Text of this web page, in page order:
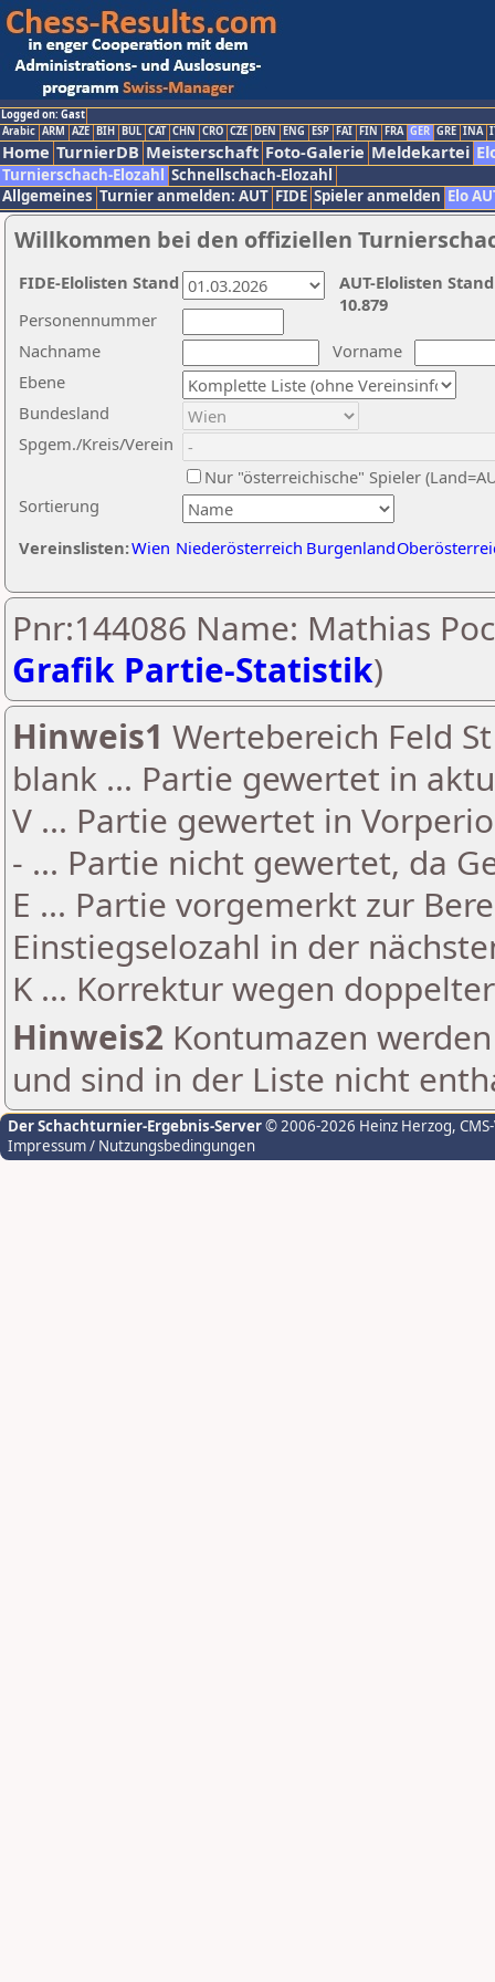
Logged on: Gast
Arabic ARM AZE BIH BUL CAT CHN CRO CZE DEN ENG ESP FAI FIN FRA GER GRE INA
Home TurnierDB Meisterschaft Foto-Galerie Meldekartei
Turnierschach-Elozahl Schnellschach-Elozahl
Allgemeines Turnier anmelden: AUT FIDE Spieler anmelden Elo
Willkommen bei den offiziellen
Nachname
Vorname
Ebene
Sortierung
Personennummer
Bundesland
Spgem./Kreis/Verein
Nur "österreichische" Spieler
Vereinslisten:Wien Niederösterreich Burgenland
AUT-Elolisten
10.879
FIDE-Elolisten Stand
Pnr:144086 Name: Mathias
Grafik Partie-Statistik)
Hinweis1 Wertebereich Feld
blank ... Partie gewertet in
V ... Partie gewertet in
- ... Partie nicht gewertet, da
E ... Partie vorgemerkt zur
Einstiegselozahl in der
K ... Korrektur wegen
Hinweis2 Kontumazen
und sind in der Liste nicht
Der Schachturnier-Ergebnis-Server© 2006-2026 Heinz Herzog,
Impressum / Nutzungsbedingungen